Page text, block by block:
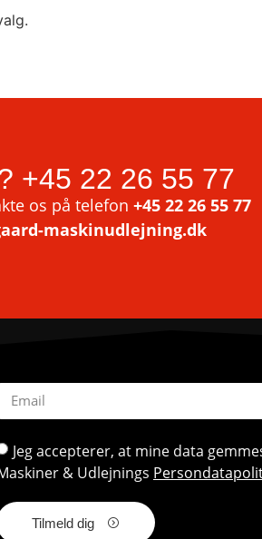
+45 22 26 55 77
os på telefon +45 22 26 55 77
maskinudlejning.dk
Jeg accepterer, at mine data
& Udlejnings
Tilmeld dig